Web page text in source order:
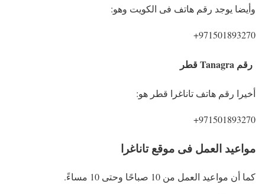
وأيضا يوجد رقم هاتف فى الكويت وهو:
971501893270+
رقم Tanagra قطر
أخيرا رقم هاتف تاناغرا قطر هو:
971501893270+
مواعيد العمل فى موقع تاناغرا
كما أن مواعيد العمل من 10 صباحًا وحتى 10 مساءً.